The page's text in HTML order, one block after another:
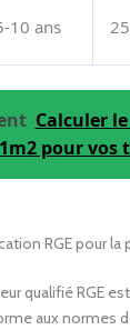
10 ans
Calculer
pour vos
RGE pour la
qualifié RGE
aux normes